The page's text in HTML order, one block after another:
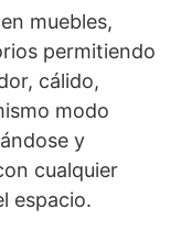
muebles,
permitiendo
cálido,
modo
y
cualquier
espacio.